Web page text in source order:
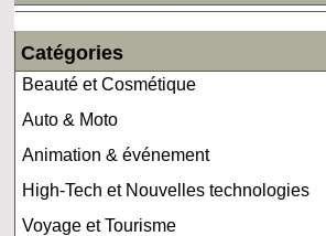
Catégories
Beauté et Cosmétique
Auto & Moto
Animation & événement
High-Tech et Nouvelles technologies
Voyage et Tourisme